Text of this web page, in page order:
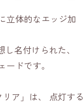
立体的なエッジ加
名付けられた、
ドです。
リア」は、 点灯する